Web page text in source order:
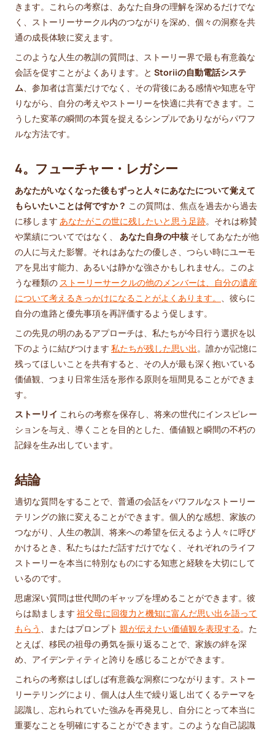
きます。これらの考察は、あなた自身の理解を深めるだけでな
く、ストーリーサークル内のつながりを深め、個々の洞察を共
通の成長体験に変えます。
このような人生の教訓の質問は、ストーリー界で最も有意義な
会話を促すことがよくあります。と Storiiの自動電話システ
ム、参加者は言葉だけでなく、その背後にある感情や知恵を守
りながら、自分の考えやストーリーを快適に共有できます。こ
うした変革の瞬間の本質を捉えるシンプルでありながらパワフ
ルな方法です。
4。フューチャー・レガシー
あなたがいなくなった後もずっと人々にあなたについて覚えて
もらいたいことは何ですか？ この質問は、焦点を過去から過去
に移します あなたがこの世に残したいと思う足跡。それは称賛
や業績についてではなく、 あなた自身の中核 そしてあなたが他
の人に与えた影響。それはあなたの優しさ、つらい時にユーモ
アを見出す能力、あるいは静かな強さかもしれません。このよ
うな種類の ストーリーサークルの他のメンバーは、自分の遺産
について考えるきっかけになることがよくあります。 、彼らに
自分の進路と優先事項を再評価するよう促します。
この先見の明のあるアプローチは、私たちが今日行う選択を以
下のように結びつけます 私たちが残した思い出。誰かが記憶に
残ってほしいことを共有すると、その人が最も深く抱いている
価値観、つまり日常生活を形作る原則を垣間見ることができま
す。
ストーリイ これらの考察を保存し、将来の世代にインスピレー
ションを与え、導くことを目的とした、価値観と瞬間の不朽の
記録を生み出しています。
結論
適切な質問をすることで、普通の会話をパワフルなストーリー
テリングの旅に変えることができます。個人的な感想、家族の
つながり、人生の教訓、将来への希望を伝えるよう人々に呼び
かけるとき、私たちはただ話すだけでなく、それぞれのライフ
ストーリーを本当に特別なものにする知恵と経験を大切にして
いるのです。
思慮深い質問は世代間のギャップを埋めることができます。彼
らは励まします 祖父母に回復力と機知に富んだ思い出を語って
もらう 、またはプロンプト 親が伝えたい価値観を表現する。た
とえば、移民の祖母の勇気を振り返ることで、家族の絆を深
め、アイデンティティと誇りを感じることができます。
これらの考察はしばしば有意義な洞察につながります。ストー
リーテリングにより、個人は人生で繰り返し出てくるテーマを
認識し、忘れられていた強みを再発見し、自分にとって本当に
重要なことを明確にすることができます。このような自己認識